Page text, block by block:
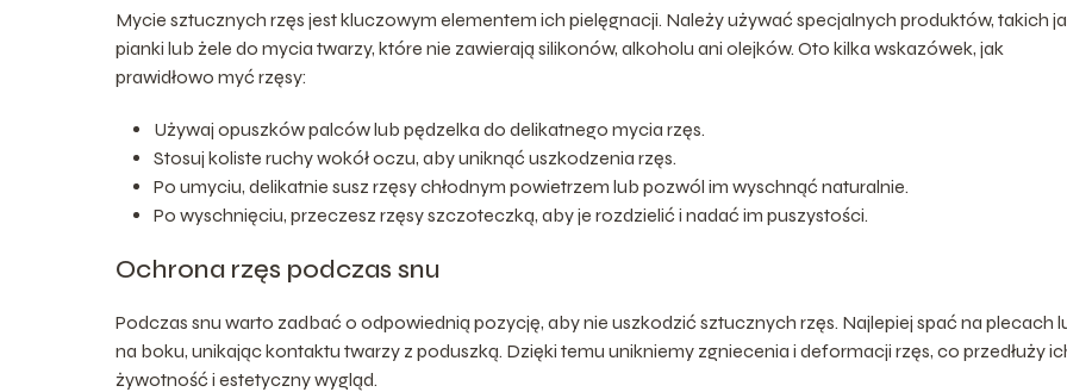
Mycie sztucznych rzęs jest kluczowym elementem ich pielęgnacji. Należy używać specjalnych produktów, takich
pianki lub żele do mycia twarzy, które nie zawierają silikonów, alkoholu ani olejków. Oto kilka wskazówek, jak
prawidłowo myć rzęsy:
Używaj opuszków palców lub pędzelka do delikatnego mycia rzęs.
Stosuj koliste ruchy wokół oczu, aby uniknąć uszkodzenia rzęs.
Po umyciu, delikatnie susz rzęsy chłodnym powietrzem lub pozwól im wyschnąć naturalnie.
Po wyschnięciu, przeczesz rzęsy szczoteczką, aby je rozdzielić i nadać im puszystości.
Ochrona rzęs podczas snu
Podczas snu warto zadbać o odpowiednią pozycję, aby nie uszkodzić sztucznych rzęs. Najlepiej spać na plecach
na boku, unikając kontaktu twarzy z poduszką. Dzięki temu unikniemy zgniecenia i deformacji rzęs, co przedłuży
żywotność i estetyczny wygląd.